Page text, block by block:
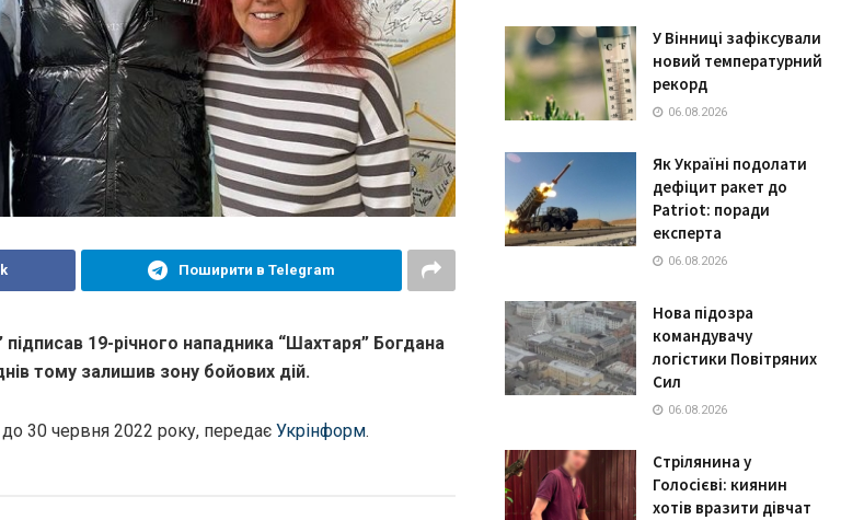
Поширити в Telegram
19-річного нападника “Шахтаря” Богдана
тому залишив зону бойових дій.
30 червня 2022 року, передає Укрінформ.
У Вінниці зафіксували
новий температурний
рекорд
06.08.2026
Як Україні подолати
дефіцит ракет до
Patriot: поради
експерта
06.08.2026
Нова підозра
командувачу
логістики Повітряних
Сил
06.08.2026
Стрілянина у
Голосієві: киянин
хотів вразити дівчат